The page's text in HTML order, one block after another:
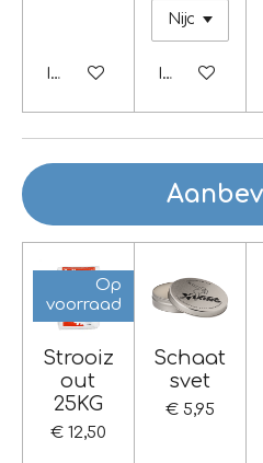
In winkelwagenIn
Op
voorraad
Strooiz
out
25KG
€ 12,50
Schaat
svet
€ 5,95